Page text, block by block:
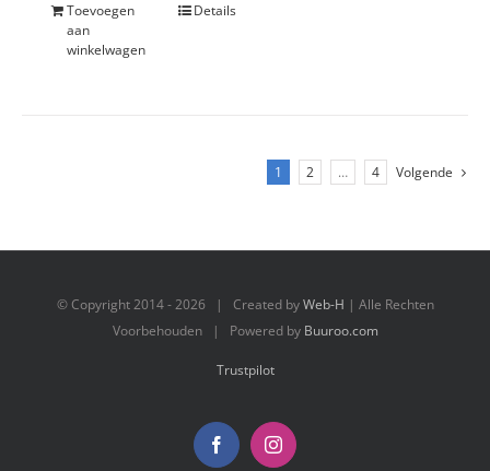
Toevoegen
aan
winkelwagen
Details
1 2 … 4 Volgende
© Copyright 2014 -2026 | Created byWeb-H | Alle Rechten
Voorbehouden | Powered by Buuroo.com
Trustpilot
FacebookInstagram